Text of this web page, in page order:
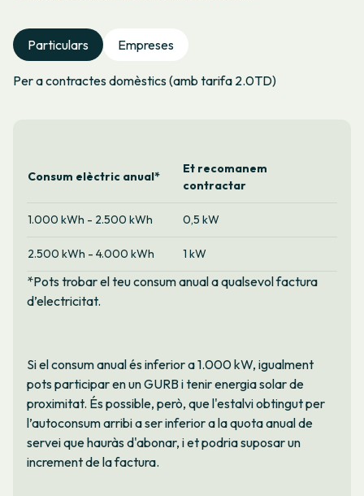
Particulars Empreses
Per a contractes domèstics (amb tarifa 2.0TD)
Consum elèctric anual*
Et recomanem
contractar
1.000 kWh - 2.500 kWh 0,5 kW
2.500 kWh - 4.000 kWh 1 kW
*Pots trobar el teu consum anual a qualsevol factura
d’electricitat.
Si el consum anual és inferior a 1.000 kW, igualment
pots participar en un GURB i tenir energia solar de
proximitat. És possible, però, que l'estalvi obtingut per
l’autoconsum arribi a ser inferior a la quota anual de
servei que hauràs d'abonar, i et podria suposar un
increment de la factura.